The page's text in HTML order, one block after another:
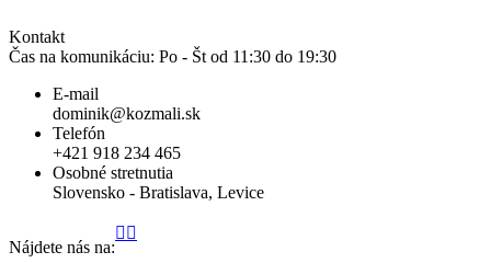
Kontakt
Čas na komunikáciu: Po - Št od 11:30 do 19:30
E-mail
dominik@kozmali.sk
Telefón
+421 918 234 465
Osobné stretnutia
Slovensko - Bratislava, Levice
Nájdete nás na:
Stránka
Stránka
Stránka
Stránka
Stránka
Stránka